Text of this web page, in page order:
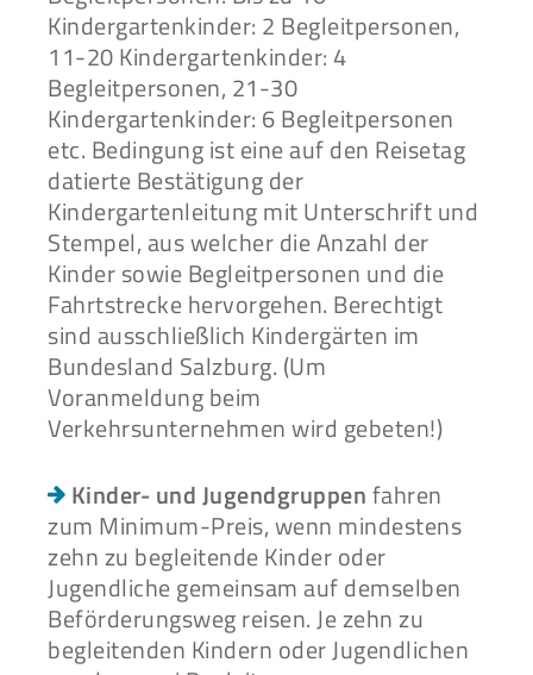
Kindergartenkinder: 2 Begleitpersonen,
11-20 Kindergartenkinder: 4
Begleitpersonen, 21-30
Kindergartenkinder: 6 Begleitpersonen
etc. Bedingung ist eine auf den Reisetag
datierte Bestätigung der
Kindergartenleitung mit Unterschrift und
Stempel, aus welcher die Anzahl der
Kinder sowie Begleitpersonen und die
Fahrtstrecke hervorgehen. Berechtigt
sind ausschließlich Kindergärten im
Bundesland Salzburg. (Um
Voranmeldung beim
Verkehrsunternehmen wird gebeten!)
Kinder- und Jugendgruppenfahren
zum Minimum-Preis, wenn mindestens
zehn zu begleitende Kinder oder
Jugendliche gemeinsam auf demselben
Beförderungsweg reisen. Je zehn zu
begleitenden Kindern oder Jugendlichen